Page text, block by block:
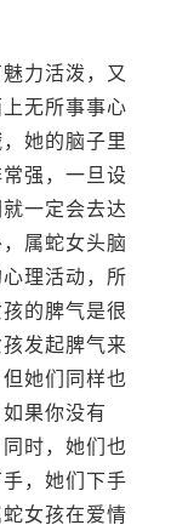
力活泼，又
无所事事心
她的脑子里
强，一旦设
一定会去达
属蛇女头脑
理活动，所
的脾气是很
发起脾气来
她们同样也
果你没有
时，她们也
，她们下手
女孩在爱情